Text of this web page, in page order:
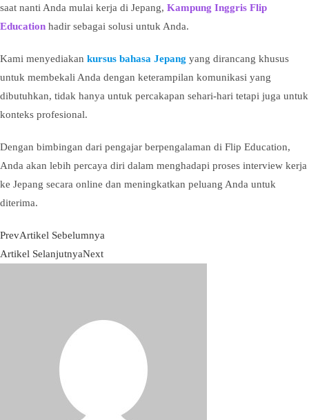
saat nanti Anda mulai kerja di Jepang, Kampung Inggris Flip
Education hadir sebagai solusi untuk Anda.
Kami menyediakan kursus bahasa Jepang yang dirancang khusus
untuk membekali Anda dengan keterampilan komunikasi yang
dibutuhkan, tidak hanya untuk percakapan sehari-hari tetapi juga untuk
konteks profesional.
Dengan bimbingan dari pengajar berpengalaman di Flip Education,
Anda akan lebih percaya diri dalam menghadapi proses interview kerja
ke Jepang secara online dan meningkatkan peluang Anda untuk
diterima.
PrevArtikel Sebelumnya
Artikel SelanjutnyaNext